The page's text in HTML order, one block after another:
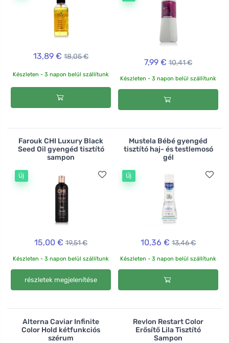
13,89 € 18,05 €
Készleten - 3 napon belül szállítunk
7,99 € 10,41 €
Készleten - 3 napon belül szállítunk
Farouk CHI Luxury Black
Seed Oil gyengéd tisztító
sampon
Új
15,00 € 19,51 €
Készleten - 3 napon belül szállítunk
részletek megjelenítése
Mustela Bébé gyengéd
tisztító haj- és testlemosó
gél
Új
10,36 € 13,46 €
Készleten - 3 napon belül szállítunk
Alterna Caviar Infinite
Color Hold kétfunkciós
szérum
Revlon Restart Color
Erősítő Lila Tisztító
Sampon